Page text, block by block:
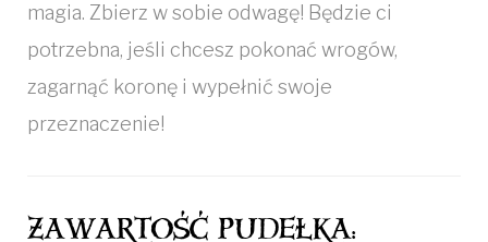
magia. Zbierz w sobie odwagę! Będzie ci
potrzebna, jeśli chcesz pokonać wrogów,
zagarnąć koronę i wypełnić swoje
przeznaczenie!
ZAWARTOŚĆ PUDEŁKA: